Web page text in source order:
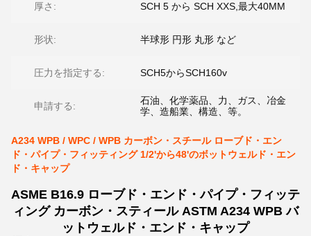
厚さ: SCH 5 から SCH XXS,最大40MM
形状: 半球形 円形 丸形 など
圧力を指定する: SCH5からSCH160v
申請する:
石油、化学薬品、力、ガス、冶金
学、造船業、構造、等。
A234 WPB / WPC / WPB カーボン・スチール ローブド・エン
ド・パイプ・フィッティング 1/2'から48'のボットウェルド・エン
ド・キャップ
ASME B16.9 ローブド・エンド・パイプ・フィッテ
ィング カーボン・スティール ASTM A234 WPB バ
ットウェルド・エンド・キャップ